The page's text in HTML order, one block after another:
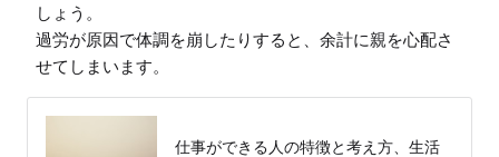
しょう。
過労が原因で体調を崩したりすると、余計に親を心配さ
せてしまいます。
仕事ができる人の特徴と考え方、生活